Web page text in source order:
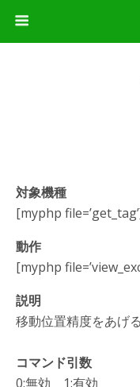
対象機種
[myphp
動作
[myphp
説明
移動位置精度をあげ
コマンド引数
0:無効 1:有効